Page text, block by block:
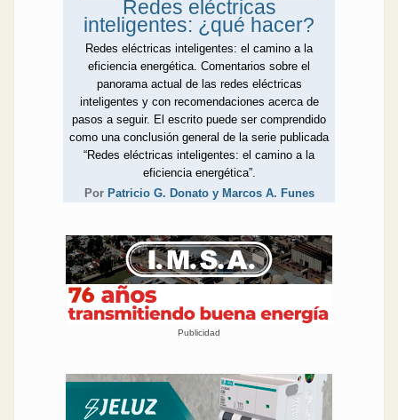
Redes eléctricas
inteligentes: ¿qué hacer?
Redes eléctricas inteligentes: el camino a la
eficiencia energética. Comentarios sobre el
panorama actual de las redes eléctricas
inteligentes y con recomendaciones acerca de
pasos a seguir. El escrito puede ser comprendido
como una conclusión general de la serie publicada
“Redes eléctricas inteligentes: el camino a la
eficiencia energética”.
Por Patricio G. Donato y Marcos A. Funes
Publicidad